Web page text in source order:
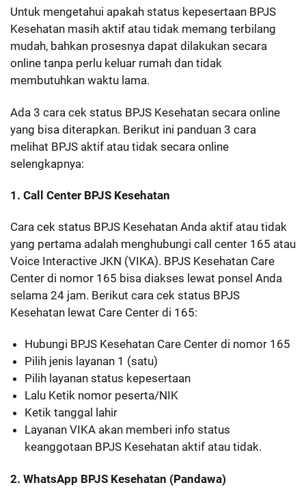
Untuk mengetahui apakah status kepesertaan BPJS
Kesehatan masih aktif atau tidak memang terbilang
mudah, bahkan prosesnya dapat dilakukan secara
online tanpa perlu keluar rumah dan tidak
membutuhkan waktu lama.
Ada 3 cara cek status BPJS Kesehatan secara online
yang bisa diterapkan. Berikut ini panduan 3 cara
melihat BPJS aktif atau tidak secara online
selengkapnya:
1. Call Center BPJS Kesehatan
Cara cek status BPJS Kesehatan Anda aktif atau tidak
yang pertama adalah menghubungi call center 165 atau
Voice Interactive JKN (VIKA). BPJS Kesehatan Care
Center di nomor 165 bisa diakses lewat ponsel Anda
selama 24 jam. Berikut cara cek status BPJS
Kesehatan lewat Care Center di 165:
Hubungi BPJS Kesehatan Care Center di nomor 165
Pilih jenis layanan 1 (satu)
Pilih layanan status kepesertaan
Lalu Ketik nomor peserta/NIK
Ketik tanggal lahir
Layanan VIKA akan memberi info status
keanggotaan BPJS Kesehatan aktif atau tidak.
2. WhatsApp BPJS Kesehatan (Pandawa)